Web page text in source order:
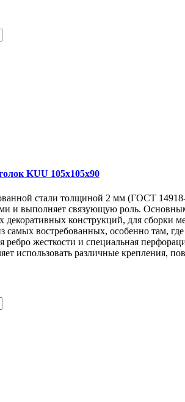
KUU 105х105х90
стали толщиной 2 мм (ГОСТ
и выполняет связующую роль.
декоративных конструкций, для
самых востребованных, особенно там,
ребро жесткости и специальная
использовать различные крепления,